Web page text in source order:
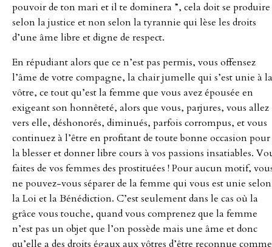
pouvoir de ton mari et il te dominera ”, cela doit se produire
selon la justice et non selon la tyrannie qui lèse les droits
d’une âme libre et digne de respect.
En répudiant alors que ce n’est pas permis, vous offensez
l’âme de votre compagne, la chair jumelle qui s’est unie à la
vôtre, ce tout qu’est la femme que vous avez épousée en
exigeant son honnêteté, alors que vous, parjures, vous allez
vers elle, déshonorés, diminués, parfois corrompus, et vous
continuez à l’être en profitant de toute bonne occasion pour
la blesser et donner libre cours à vos passions insatiables.
faites de vos femmes des prostituées ! Pour aucun motif,
ne pouvez-vous séparer de la femme qui vous est unie selon
la Loi et la Bénédiction. C’est seulement dans le cas où la
grâce vous touche, quand vous comprenez que la femme
n’est pas un objet que l’on possède mais une âme et donc
qu’elle a des droits égaux aux vôtres d’être reconnue comme